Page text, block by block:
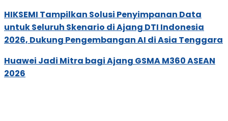
HIKSEMI Tampilkan Solusi Penyimpanan Data
untuk Seluruh Skenario di Ajang DTI Indonesia
2026, Dukung Pengembangan AI di Asia Tenggara
Huawei Jadi Mitra bagi Ajang GSMA M360 ASEAN
2026